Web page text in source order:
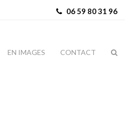
06 59 80 31 96
EN IMAGES CONTACT